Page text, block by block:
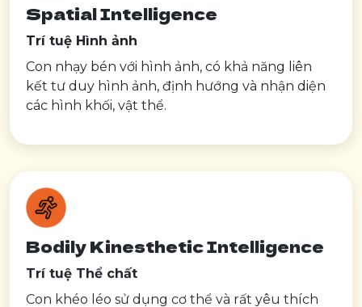
Spatial Intelligence
Trí tuệ Hình ảnh
Con nhạy bén với hình ảnh, có khả năng liên
kết tư duy hình ảnh, định hướng và nhận diện
các hình khối, vật thể.
Bodily Kinesthetic Intelligence
Trí tuệ Thể chất
Con khéo léo sử dụng cơ thể và rất yêu thích